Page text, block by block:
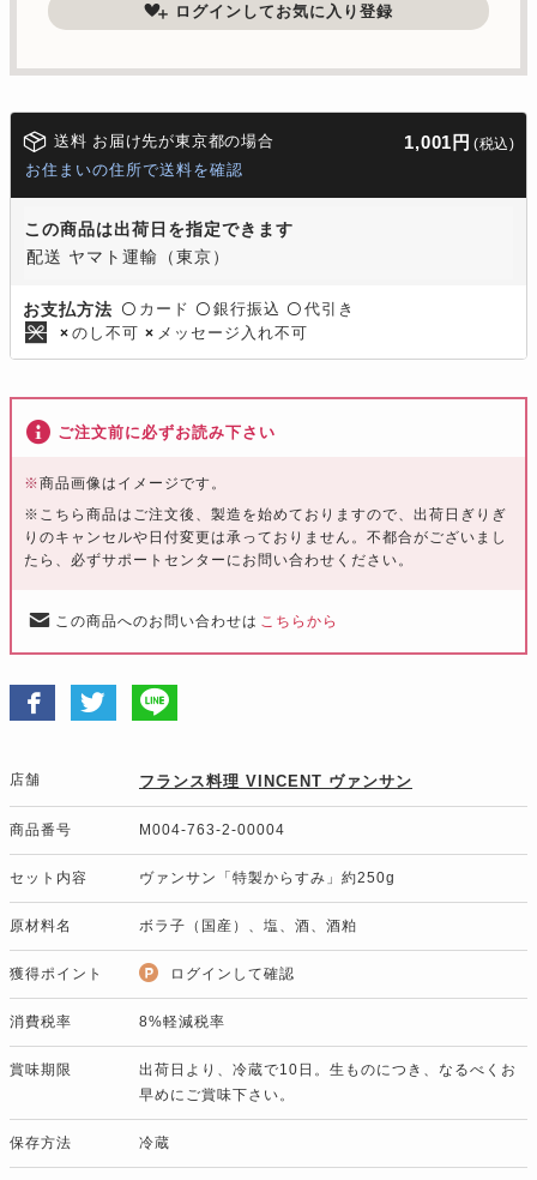
ログインしてお気に入り登録
送料 お届け先が東京都の場合 1,001円 (税込)
お住まいの住所で送料を確認
この商品は出荷日を指定できます
配送 ヤマト運輸（東京）
お支払方法 〇 カード 〇 銀行振込 〇 代引き
× のし不可 × メッセージ入れ不可
ご注文前に必ずお読み下さい
※商品画像はイメージです。
※こちら商品はご注文後、製造を始めておりますので、出荷日ぎりぎ
りのキャンセルや日付変更は承っておりません。不都合がございまし
たら、必ずサポートセンターにお問い合わせください。
この商品へのお問い合わせは こちらから
店舗 フランス料理 VINCENT ヴァンサン
商品番号 M004-763-2-00004
セット内容 ヴァンサン「特製からすみ」約250g
原材料名 ボラ子（国産）、塩、酒、酒粕
獲得ポイント ログインして確認
消費税率 8%軽減税率
賞味期限
出荷日より、冷蔵で10日。生ものにつき、なるべくお
早めにご賞味下さい。
保存方法 冷蔵